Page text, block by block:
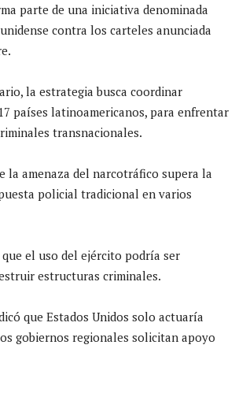
parte de una iniciativa denominada
contra los carteles anunciada
la estrategia busca coordinar
países latinoamericanos, para enfrentar
transnacionales.
la amenaza del narcotráfico supera la
policial tradicional en varios
el uso del ejército podría ser
estructuras criminales.
que Estados Unidos solo actuaría
gobiernos regionales solicitan apoyo